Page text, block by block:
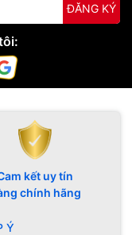
ĐĂNG KÝ
kết uy tín
chính hãng
Ý